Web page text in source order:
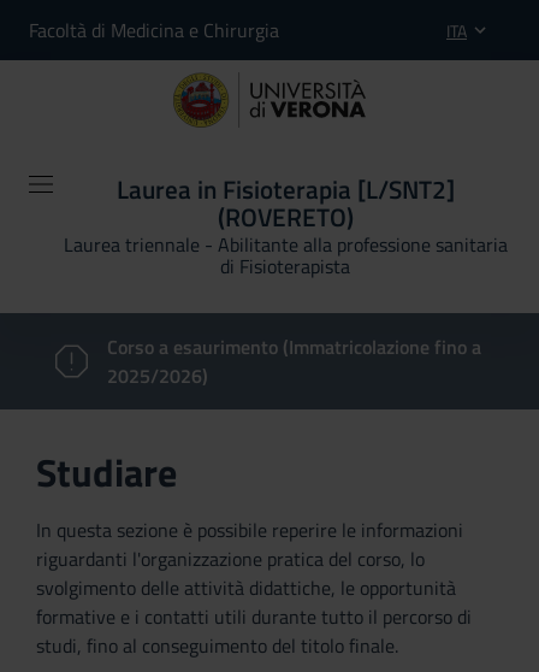
Facoltà di Medicina e Chirurgia ITA
Laurea in Fisioterapia [L/SNT2]
(ROVERETO)
Laurea triennale - Abilitante alla professione sanitaria
di Fisioterapista
Corso a esaurimento (Immatricolazione fino a
2025/2026)
Studiare
In questa sezione è possibile reperire le informazioni
riguardanti l'organizzazione pratica del corso, lo
svolgimento delle attività didattiche, le opportunità
formative e i contatti utili durante tutto il percorso di
studi, fino al conseguimento del titolo finale.